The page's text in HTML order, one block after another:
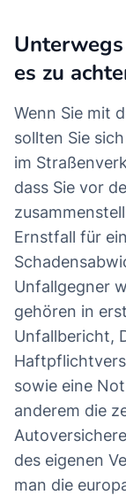
es zu
Wenn Sie mit
sollten Sie
im
dass Sie vor
Ernstfall für
Unfallgegner
gehören in
Unfallbericht,
sowie eine
anderem die
des eigenen
man die